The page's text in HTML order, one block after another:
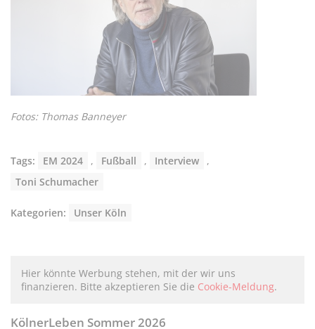
Fotos: Thomas Banneyer
Tags: EM 2024 , Fußball , Interview
,
Toni Schumacher
Kategorien: Unser Köln
Hier könnte Werbung stehen, mit der wir uns
finanzieren. Bitte akzeptieren Sie die Cookie-Meldung.
KölnerLeben Sommer 2026